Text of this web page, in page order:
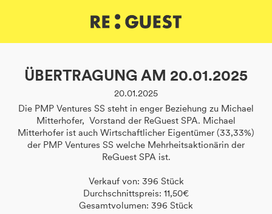
ÜBERTRAGUNG AM 20.01.2025
20.01.2025
Die PMP Ventures SS steht in enger Beziehung zu Michael
Mitterhofer, Vorstand der ReGuest SPA. Michael
Mitterhofer ist auch Wirtschaftlicher Eigentümer (33,33%)
der PMP Ventures SS welche Mehrheitsaktionärin der
ReGuest SPA ist.
Verkauf von: 396 Stück
Durchschnittspreis: 11,50€
Gesamtvolumen: 396 Stück